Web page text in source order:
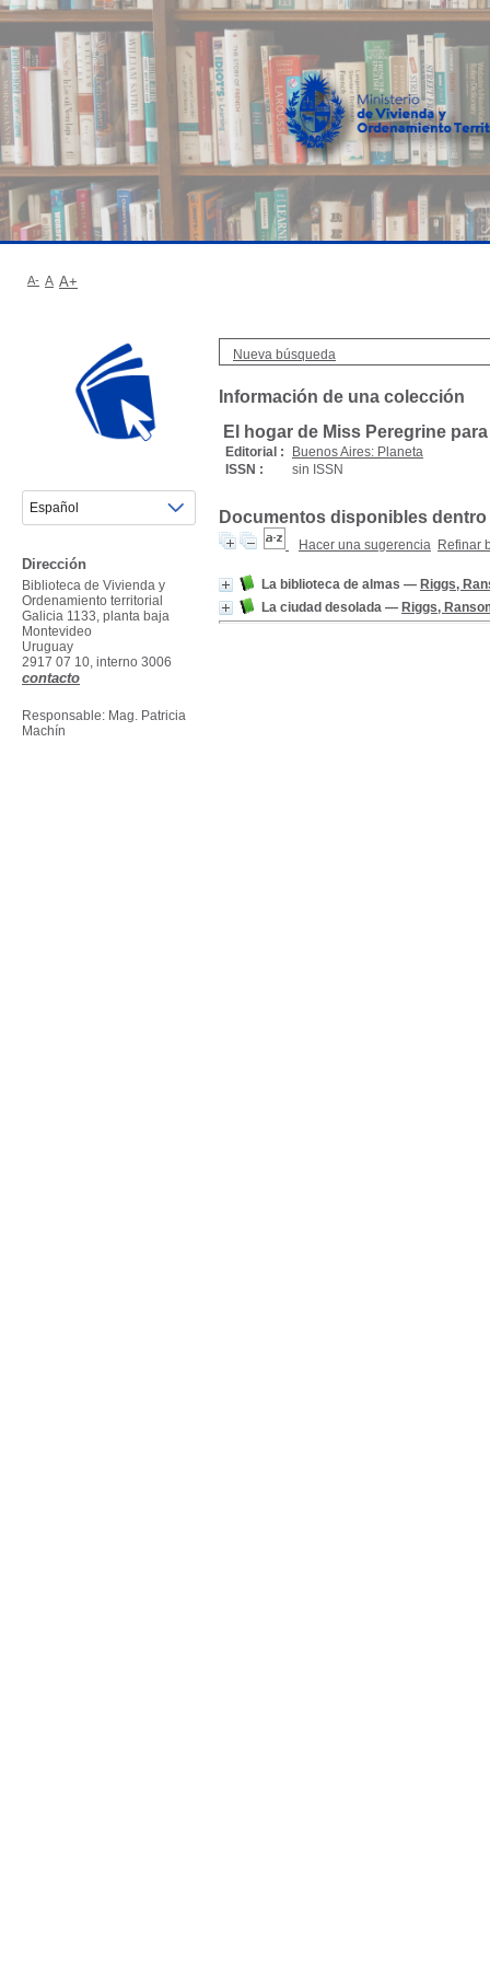
Nueva búsqueda
Información de una colección
El hogar de Miss Peregrine
Editorial :
Buenos Aires: Planeta
ISSN :
sin ISSN
Documentos disponibles
Hacer una sugerencia Refinar
La biblioteca de almas — Riggs,
La ciudad desolada — Riggs,
A- A A+
Dirección
Biblioteca de Vivienda y
Ordenamiento territorial
Galicia 1133, planta baja
Montevideo
Uruguay
2917 07 10, interno 3006
contacto
Responsable: Mag. Patricia
Machín